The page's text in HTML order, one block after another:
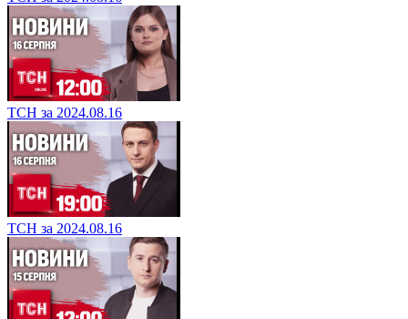
ТСН за 2024.08.16
ТСН за 2024.08.16